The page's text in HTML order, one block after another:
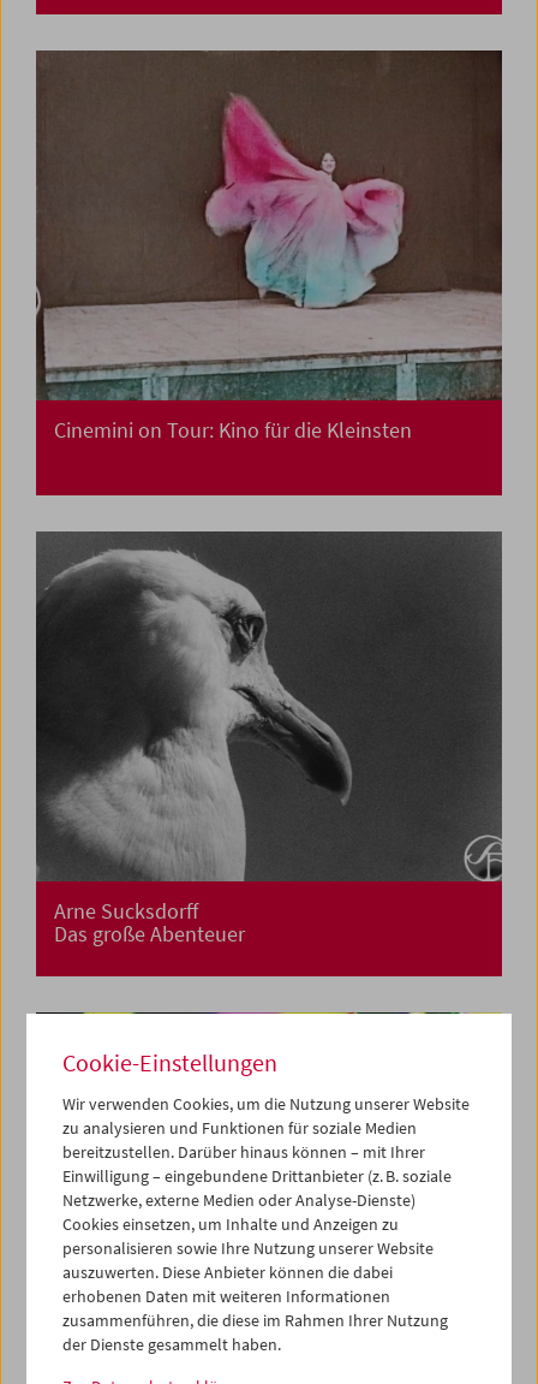
Cinemini on Tour: Kino für die Kleinsten
Arne Sucksdorff
Das große Abenteuer
Cookie-Einstellungen
Wir verwenden Cookies, um die Nutzung unserer Website
zu analysieren und Funktionen für soziale Medien
bereitzustellen. Darüber hinaus können – mit Ihrer
Einwilligung – eingebundene Drittanbieter (z. B. soziale
Netzwerke, externe Medien oder Analyse-Dienste)
Cookies einsetzen, um Inhalte und Anzeigen zu
personalisieren sowie Ihre Nutzung unserer Website
auszuwerten. Diese Anbieter können die dabei
erhobenen Daten mit weiteren Informationen
zusammenführen, die diese im Rahmen Ihrer Nutzung
der Dienste gesammelt haben.